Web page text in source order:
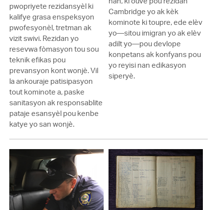
pwopriyete rezidansyèl ki
kalifye grasa enspeksyon
pwofesyonèl, tretman ak
vizit swivi. Rezidan yo
resevwa fòmasyon tou sou
teknik efikas pou
prevansyon kont wonjè. Vil
la ankouraje patisipasyon
tout kominote a, paske
sanitasyon ak responsablite
pataje esansyèl pou kenbe
katye yo san wonjè.
Cambridge yo ak kèk
kominote ki toupre, ede elèv
yo—sitou imigran yo ak elèv
adilt yo—pou devlope
konpetans ak konfyans pou
yo reyisi nan edikasyon
siperyè.